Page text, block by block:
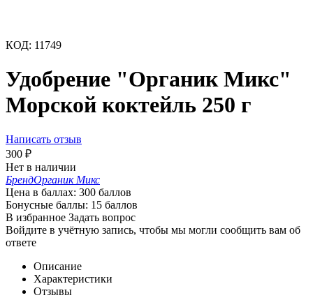
КОД: 11749
Удобрение "Органик Микс"
Морской коктейль 250 г
Написать отзыв
300 ₽
Нет в наличии
БрендОрганик Микс
Цена в баллах: 300 баллов
Бонусные баллы: 15 баллов
В избранное Задать вопрос
Войдите в учётную запись, чтобы мы могли сообщить вам об
ответе
Описание
Характеристики
Отзывы